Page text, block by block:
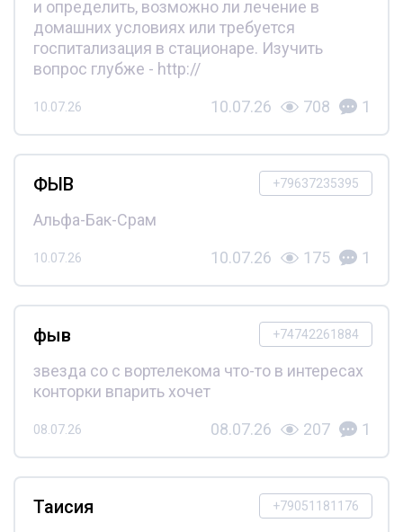
и определить, возможно ли лечение в
домашних условиях или требуется
госпитализация в стационаре. Изучить
вопрос глубже - http://
10.07.26 10.07.26 708 1
+79637235395
ФЫВ
Альфа-Бак-Срам
10.07.26 10.07.26 175 1
+74742261884
фыв
звезда со с вортелекома что-то в интересах
конторки впарить хочет
08.07.26 08.07.26 207 1
+79051181176
Таисия